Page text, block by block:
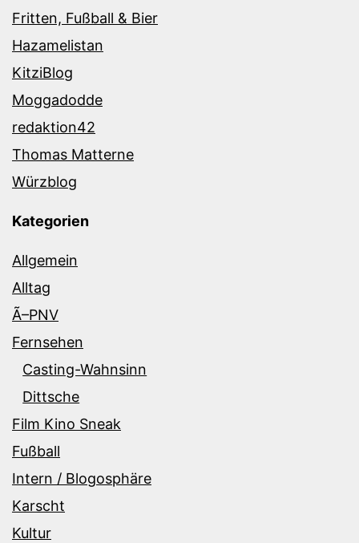
Fritten, Fußball & Bier
Hazamelistan
KitziBlog
Moggadodde
redaktion42
Thomas Matterne
Würzblog
Kategorien
Allgemein
Alltag
Ã–PNV
Fernsehen
Casting-Wahnsinn
Dittsche
Film Kino Sneak
Fußball
Intern / Blogosphäre
Karscht
Kultur